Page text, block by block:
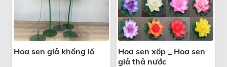
Hoa sen giả khổng lồ
Hoa sen xốp _ Hoa sen
giả thả nước